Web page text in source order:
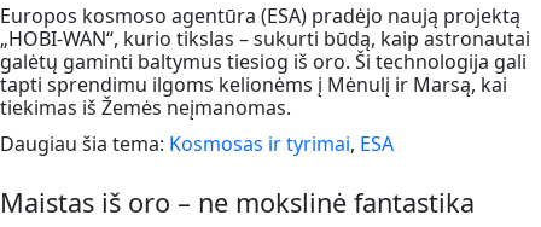
Europos kosmoso agentūra (ESA) pradėjo naują projektą
„HOBI-WAN“, kurio tikslas – sukurti būdą, kaip astronautai
galėtų gaminti baltymus tiesiog iš oro. Ši technologija gali
tapti sprendimu ilgoms kelionėms į Mėnulį ir Marsą, kai
tiekimas iš Žemės neįmanomas.
Daugiau šia tema: Kosmosas ir tyrimai, ESA
Maistas iš oro – ne mokslinė fantastika